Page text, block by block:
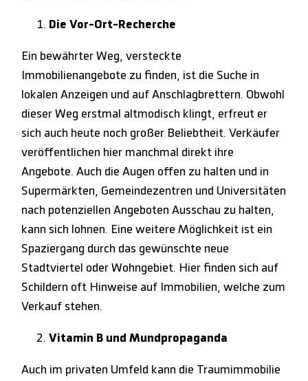
Die Vor-Ort-Recherche
Ein bewährter Weg, versteckte
Immobilienangebote zu finden, ist die Suche in
lokalen Anzeigen und auf Anschlagbrettern. Obwohl
dieser Weg erstmal altmodisch klingt, erfreut er
sich auch heute noch großer Beliebtheit. Verkäufer
veröffentlichen hier manchmal direkt ihre
Angebote. Auch die Augen offen zu halten und in
Supermärkten, Gemeindezentren und Universitäten
nach potenziellen Angeboten Ausschau zu halten,
kann sich lohnen. Eine weitere Möglichkeit ist ein
Spaziergang durch das gewünschte neue
Stadtviertel oder Wohngebiet. Hier finden sich auf
Schildern oft Hinweise auf Immobilien, welche zum
Verkauf stehen.
Vitamin B und Mundpropaganda
Auch im privaten Umfeld kann die Traumimmobilie